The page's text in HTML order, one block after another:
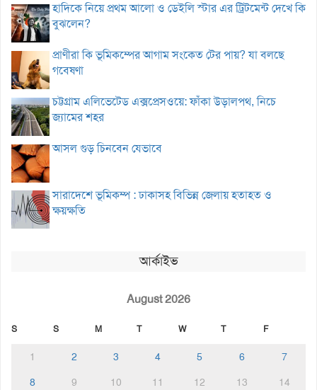
হাদিকে নিয়ে প্রথম আলো ও ডেইলি স্টার এর ট্রিটমেন্ট দেখে কি
বুঝলেন?
প্রাণীরা কি ভূমিকম্পের আগাম সংকেত টের পায়? যা বলছে
গবেষণা
চট্টগ্রাম এলিভেটেড এক্সপ্রেসওয়ে: ফাঁকা উড়ালপথ, নিচে
জ্যামের শহর
আসল গুড় চিনবেন যেভাবে
সারাদেশে ভূমিকম্প : ঢাকাসহ বিভিন্ন জেলায় হতাহত ও
ক্ষয়ক্ষতি
আর্কাইভ
August 2026
S S M T W T F
1 2 3 4 5 6
7
8
9 10 11 12 13
14